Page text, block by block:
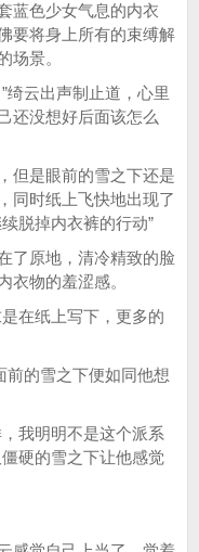
色少女气息的内衣
要将身上所有的束缚解
场景。
云出声制止道，心里
还没想好后面该怎么
是眼前的雪之下还是
同时纸上飞快地出现了
脱掉内衣裤的行动”
原地，清冷精致的脸
衣物的羞涩感。
在纸上写下，更多的
的雪之下便如同他想
我明明不是这个派系
硬的雪之下让他感觉